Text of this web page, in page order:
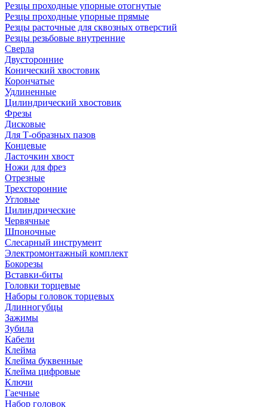
Резцы проходные упорные отогнутые
Резцы проходные упорные прямые
Резцы расточные для сквозных отверстий
Резцы резьбовые внутренние
Сверла
Двусторонние
Конический хвостовик
Корончатые
Удлиненные
Цилиндрический хвостовик
Фрезы
Дисковые
Для Т-образных пазов
Концевые
Ласточкин хвост
Ножи для фрез
Отрезные
Трехсторонние
Угловые
Цилиндрические
Червячные
Шпоночные
Слесарный инструмент
Электромонтажный комплект
Бокорезы
Вставки-биты
Головки торцевые
Наборы головок торцевых
Длинногубцы
Зажимы
Зубила
Кабели
Клейма
Клейма буквенные
Клейма цифровые
Ключи
Гаечные
Набор головок